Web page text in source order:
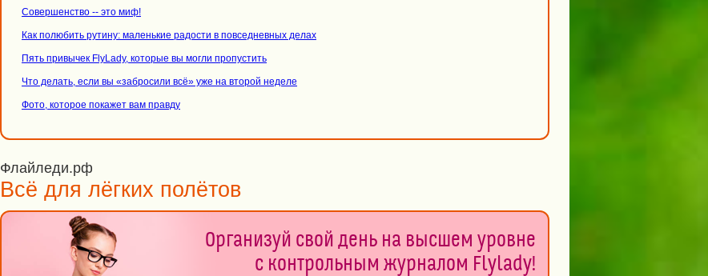
Совершенство -- это миф!
Как полюбить рутину: маленькие радости в повседневных делах
Пять привычек FlyLady, которые вы могли пропустить
Что делать, если вы «забросили всё» уже на второй неделе
Фото, которое покажет вам правду
Флайледи.рф
Всё для лёгких полётов
Организуй свой день на высшем уровне
с контрольным журналом Flylady!